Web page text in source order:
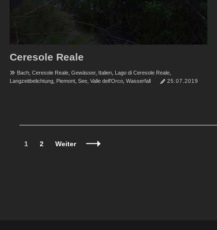
Ceresole Reale
Bach Ceresole Reale Gewässer, Italien Lago di Ceresole Reale
Langzeitbelichtung Piemont See Valle dell'Orco Wasserfall 25.07.2019
Beitragsnavigation
Seite
1 Seite
2 Weiter